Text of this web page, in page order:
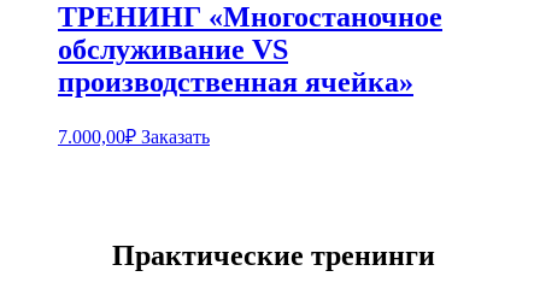
ТРЕНИНГ «Многостаночное
обслуживание VS
производственная ячейка»
7.000,00₽ Заказать
Практические тренинги